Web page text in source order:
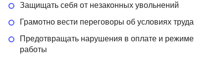
Защищать себя от незаконных увольнений
Грамотно вести переговоры об условиях труда
Предотвращать нарушения в оплате и режиме
работы